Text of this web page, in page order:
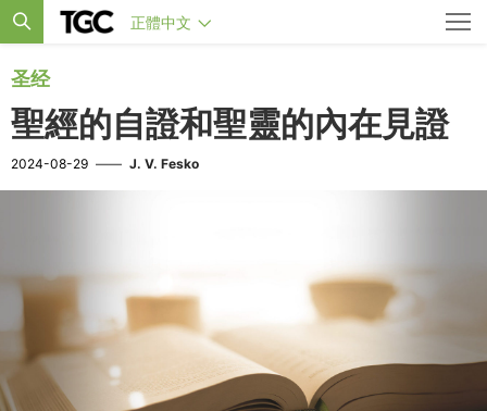
正體中文
圣经
聖經的自證和聖靈的內在見證
2024-08-29 —— J. V. Fesko